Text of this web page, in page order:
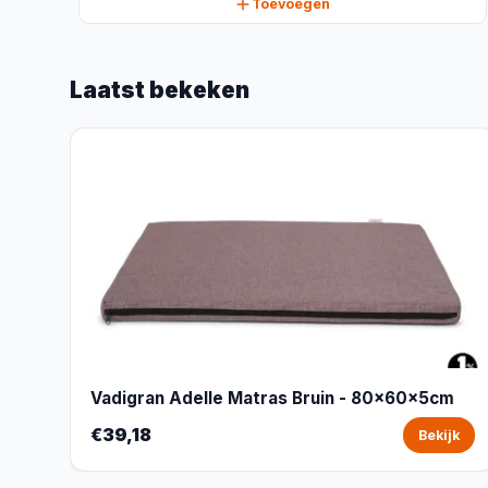
Toevoegen
Laatst bekeken
Vadigran Adelle Matras Bruin - 80x60x5cm
€39,18 Bekijk